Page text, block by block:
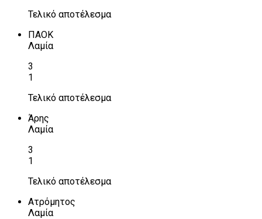
Τελικό αποτέλεσμα
ΠΑΟΚ
Λαμία
3
1
Τελικό αποτέλεσμα
Άρης
Λαμία
3
1
Τελικό αποτέλεσμα
Ατρόμητος
Λαμία